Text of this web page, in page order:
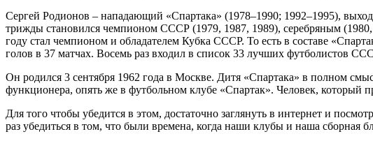
Сергей Родионов – нападающий «Спартака» (1978–1990; 1992–1995),
трижды становился чемпионом СССР (1979, 1987, 1989), серебряным
году стал чемпионом и обладателем Кубка СССР. То есть в составе
голов в 37 матчах. Восемь раз входил в список 33 лучших футболистов
Он родился 3 сентября 1962 года в Москве. Дитя «Спартака» в полном
функционера, опять же в футбольном клубе «Спартак». Человек,
Для того чтобы убедится в этом, достаточно заглянуть в интернет и
раз убедиться в том, что были времена, когда наши клубы и наша сборная